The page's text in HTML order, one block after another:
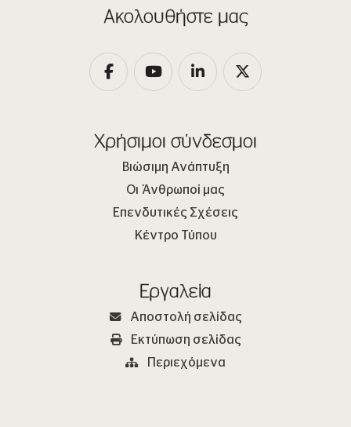
Ακολουθήστε μας
Χρήσιμοι σύνδεσμοι
Βιώσιμη Ανάπτυξη
Οι Άνθρωποί μας
Επενδυτικές Σχέσεις
Κέντρο Τύπου
Εργαλεία
Αποστολή σελίδας
Εκτύπωση σελίδας
Περιεχόμενα